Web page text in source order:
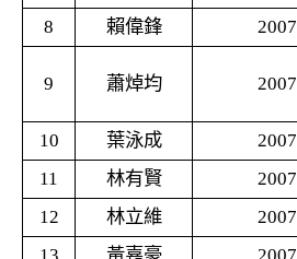
8
賴偉鋒 2007
9 蕭焯均 2007
10 葉泳成 2007
11
林有賢 2007
12
林立維 2007